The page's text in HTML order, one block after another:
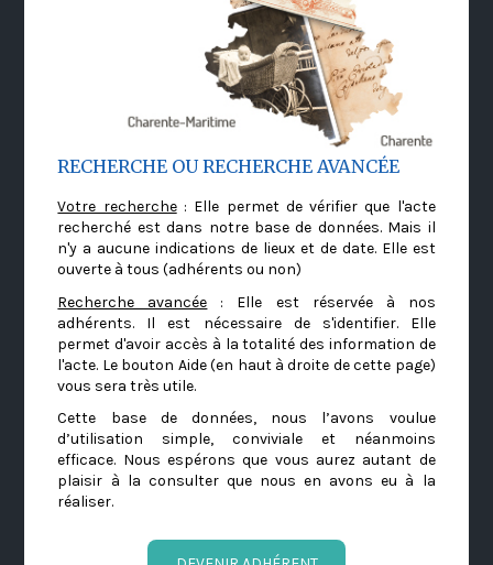
RECHERCHE OU RECHERCHE AVANCÉE
Votre recherche: Elle permet de vérifier que l'acte
recherché est dans notre base de données. Mais il
n'y a aucune indications de lieux et de date. Elle est
ouverte à tous (adhérents ou non)
Recherche avancée : Elle est réservée à nos
adhérents. Il est nécessaire de s'identifier. Elle
permet d'avoir accès à la totalité des information de
l'acte. Le bouton Aide (en haut à droite de cette page)
vous sera très utile.
Cette base de données, nous l’avons voulue
d’utilisation simple, conviviale et néanmoins
efficace. Nous espérons que vous aurez autant de
plaisir à la consulter que nous en avons eu à la
réaliser.